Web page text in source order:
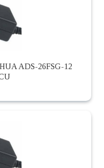
ADS-26FSG-12